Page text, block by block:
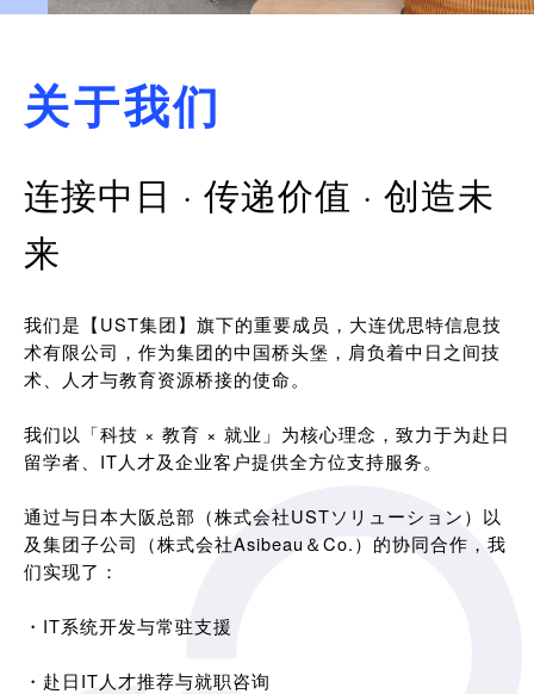
关于我们
连接中日 · 传递价值 · 创造未
来
我们是【UST集团】旗下的重要成员，大连优思特信息技
术有限公司，作为集团的中国桥头堡，肩负着中日之间技
术、人才与教育资源桥接的使命。
我们以「科技 × 教育 × 就业」为核心理念，致力于为赴日
留学者、IT人才及企业客户提供全方位支持服务。
通过与日本大阪总部（株式会社USTソリューション）以
及集团子公司（株式会社Asibeau＆Co.）的协同合作，我
们实现了：
・IT系统开发与常驻支援
・赴日IT人才推荐与就职咨询